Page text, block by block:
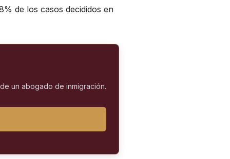
de los casos decididos en
un abogado de inmigración.